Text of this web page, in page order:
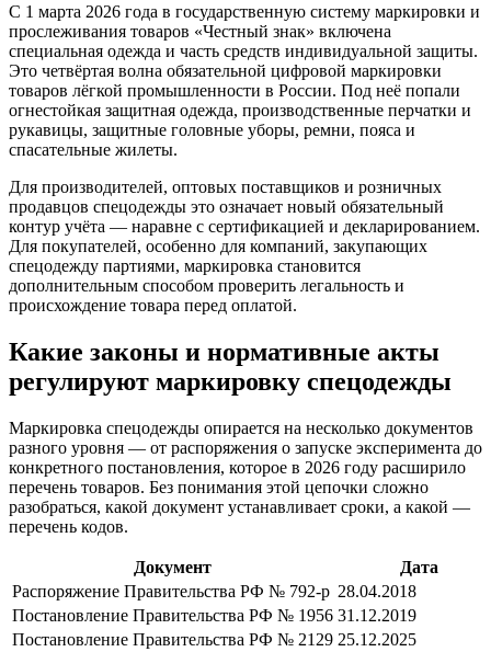
С 1 марта 2026 года в государственную систему маркировки и
прослеживания товаров «Честный знак» включена
специальная одежда и часть средств индивидуальной защиты.
Это четвёртая волна обязательной цифровой маркировки
товаров лёгкой промышленности в России. Под неё попали
огнестойкая защитная одежда, производственные перчатки и
рукавицы, защитные головные уборы, ремни, пояса и
спасательные жилеты.
Для производителей, оптовых поставщиков и розничных
продавцов спецодежды это означает новый обязательный
контур учёта — наравне с сертификацией и декларированием.
Для покупателей, особенно для компаний, закупающих
спецодежду партиями, маркировка становится
дополнительным способом проверить легальность и
происхождение товара перед оплатой.
Какие законы и нормативные акты
регулируют маркировку спецодежды
Маркировка спецодежды опирается на несколько документов
разного уровня — от распоряжения о запуске эксперимента до
конкретного постановления, которое в 2026 году расширило
перечень товаров. Без понимания этой цепочки сложно
разобраться, какой документ устанавливает сроки, а какой —
перечень кодов.
Документ
Дата
Распоряжение Правительства РФ № 792-р 28.04.2018
Постановление Правительства РФ № 1956 31.12.2019
Постановление Правительства РФ № 2129 25.12.2025